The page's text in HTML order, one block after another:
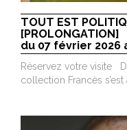
TOUT EST
[PROLONGATION]
du 07 février 2026
Réservez votre visite
collection Francès